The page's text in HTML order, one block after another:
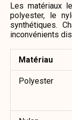
Les matériaux
polyester, le
synthétiques.
inconvénients
Matériau
Polyester